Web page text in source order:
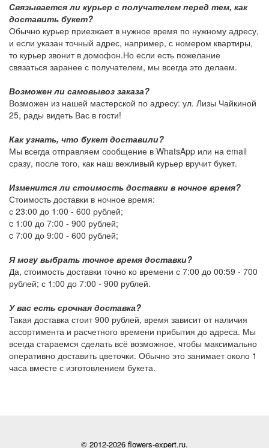
Связывается ли курьер с получателем перед тем, как
доставить букет?
Обычно курьер приезжает в нужное время по нужному адресу,
и если указан точный адрес, например, с номером квартиры,
то курьер звонит в домофон.Но если есть пожелание
связаться заранее с получателем, мы всегда это делаем.
Возможен ли самовывоз заказа?
Возможен из нашей мастерской по адресу: ул. Лизы Чайкиной
25, рады видеть Вас в гости!
Как узнать, что букет доставили?
Мы всегда отправляем сообщение в WhatsApp или на email
сразу, после того, как наш вежливый курьер вручит букет.
Изменится ли стоимость доставки в ночное время?
Стоимость доставки в ночное время:
с 23:00 до 1:00 - 600 рублей;
c 1:00 до 7:00 - 900 рублей;
c 7:00 до 9:00 - 600 рублей;
Я могу выбрать точное время доставки?
Да, стоимость доставки точно ко времени с 7:00 до 00:59 - 700
рублей; с 1:00 до 7:00 - 900 рублей.
У вас есть срочная доставка?
Такая доставка стоит900 рублей, время зависит от наличия
ассортимента и расчетного времени прибытия до адреса. Мы
всегда стараемся сделать всё возможное, чтобы максимально
оперативно доставить цветочки. Обычно это занимает около 1
часа вместе с изготовлением букета.
© 2012-2026 flowers-expert.ru.